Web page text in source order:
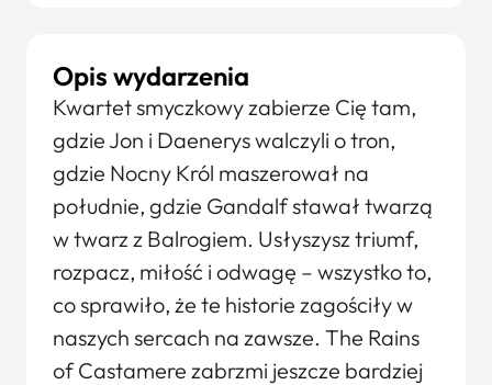
Opis wydarzenia
Kwartet smyczkowy zabierze Cię tam,
gdzie Jon i Daenerys walczyli o tron,
gdzie Nocny Król maszerował na
południe, gdzie Gandalf stawał twarzą
w twarz z Balrogiem. Usłyszysz triumf,
rozpacz, miłość i odwagę – wszystko to,
co sprawiło, że te historie zagościły w
naszych sercach na zawsze. The Rains
of Castamere zabrzmi jeszcze bardziej